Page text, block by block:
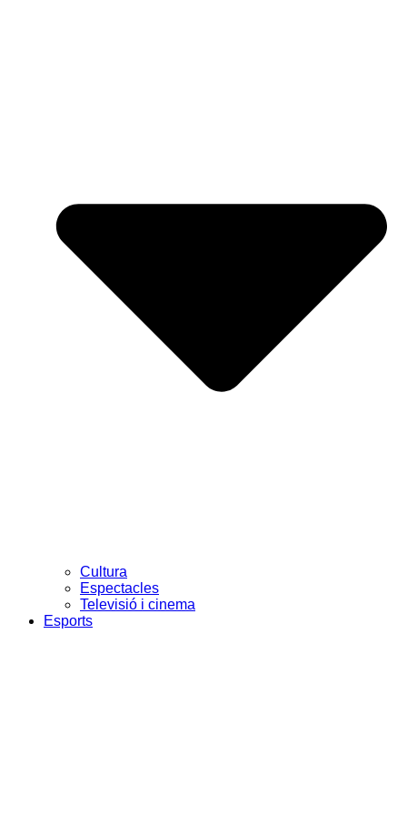
Cultura
Espectacles
Televisió i cinema
Esports